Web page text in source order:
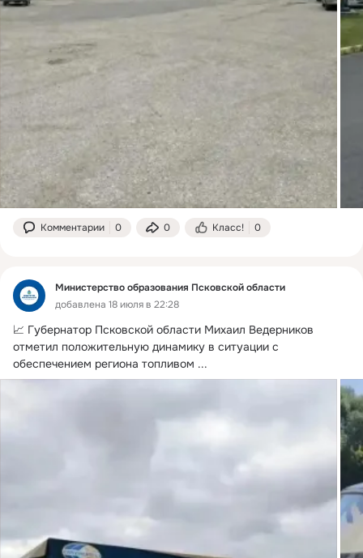
Комментарии 0 0 Класс! 0
Министерство образования Псковской области
добавлена 18 июля в 22:28
📈 Губернатор Псковской области Михаил Ведерников
отметил положительную динамику в ситуации с
обеспечением региона топливом ...